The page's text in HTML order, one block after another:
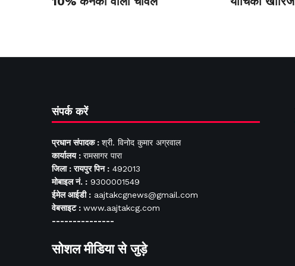
संपर्क करें
प्रधान संपादक : श्री. विनोद कुमार अग्रवाल
कार्यालय : रामसागर पारा
जिला : रायपुर पिन : 492013
मोबाइल नं. : 9300001549
ईमेल आईडी : aajtakcgnews@gmail.com
वेबसाइट : www.aajtakcg.com
---------------
सोशल मीडिया से जुड़े